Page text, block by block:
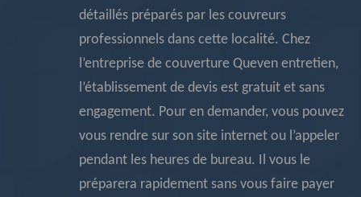
détaillés préparés par les couvreurs
professionnels dans cette localité. Chez
l’entreprise de couverture Queven entretien,
l’établissement de devis est gratuit et sans
engagement. Pour en demander, vous pouvez
vous rendre sur son site internet ou l’appeler
pendant les heures de bureau. Il vous le
préparera rapidement sans vous faire payer